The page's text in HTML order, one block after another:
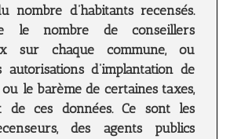
nombre d’habitants recensés.
le nombre de conseillers
sur chaque commune, ou
autorisations d’implantation de
le barème de certaines taxes,
de ces données. Ce sont les
des agents publics